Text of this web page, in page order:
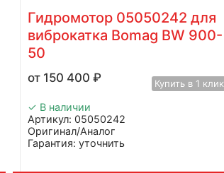
Гидромотор 05050242 для
виброкатка Bomag BW 900-
50
150 400₽ Купить в 1 клик
✓ В наличии
Артикул: 05050242
Оригинал/Аналог
Гарантия: уточнить